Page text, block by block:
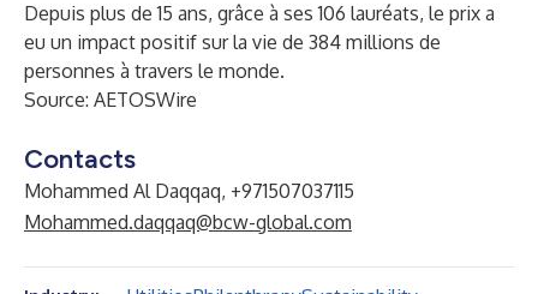
Depuis plus de 15 ans, grâce à ses 106 lauréats, le prix a
eu un impact positif sur la vie de 384 millions de
personnes à travers le monde.
Source: AETOSWire
Contacts
Mohammed Al Daqqaq, +971507037115
Mohammed.daqqaq@bcw-global.com